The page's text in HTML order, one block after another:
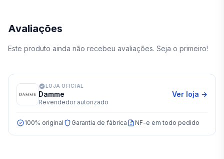
Avaliações
Este produto ainda não recebeu avaliações. Seja o primeiro!
LOJA OFICIAL
Damme
Revendedor autorizado
Ver loja →
100% original Garantia de fábrica NF-e em todo pedido